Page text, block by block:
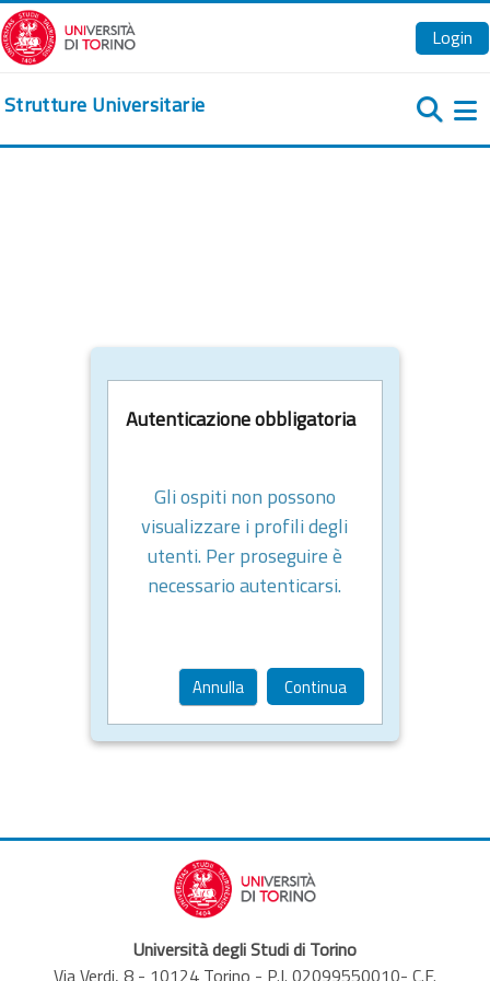
Vai al contenuto principale
Login
Strutture Universitarie
Autenticazione obbligatoria
Gli ospiti non possono
visualizzare i profili degli
utenti. Per proseguire è
necessario autenticarsi.
Annulla Continua
Università degli Studi di Torino
Via Verdi, 8 - 10124 Torino - P.I. 02099550010- C.F.